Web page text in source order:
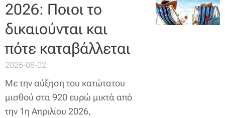
2026: Ποιοι το
δικαιούνται και
πότε καταβάλλεται
2026-08-02
Με την αύξηση του κατώτατου
μισθού στα 920 ευρώ μικτά από
την 1η Απριλίου 2026,